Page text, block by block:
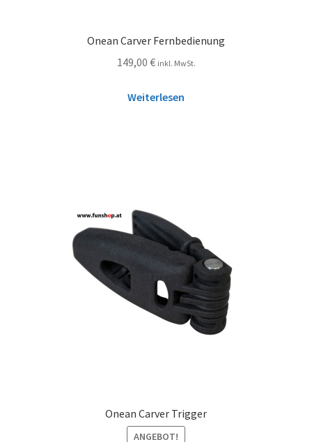
Onean Carver Fernbedienung
149,00 € inkl. MwSt.
Weiterlesen
Onean Carver Trigger
ANGEBOT!